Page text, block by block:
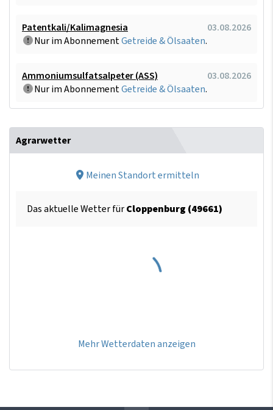
Patentkali/Kalimagnesia
03.08.2026
Nur im AbonnementGetreide & Ölsaaten.
Ammoniumsulfatsalpeter (ASS)
03.08.2026
Nur im AbonnementGetreide & Ölsaaten.
Agrarwetter
Meinen Standort ermitteln
Das aktuelle Wetter fürCloppenburg (49661)
Mehr Wetterdaten anzeigen